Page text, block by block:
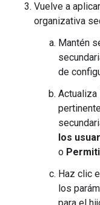
Vuelve a
organizativa
Mantén
de
Actualiza
los
o
Haz clic
los